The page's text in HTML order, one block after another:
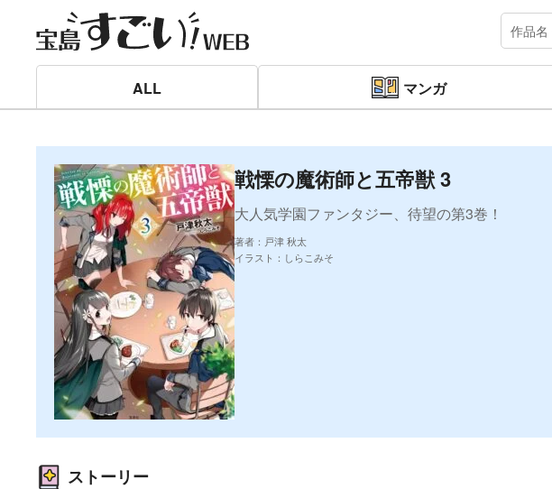
ALL マンガ
戦慄の魔術師と五帝獣 3
大人気学園ファンタジー、待望の第3巻！
著者：戸津 秋太
イラスト：しらこみそ
ストーリー